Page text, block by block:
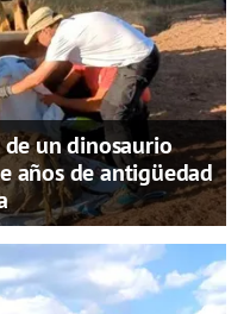
un dinosaurio
años de antigüedad